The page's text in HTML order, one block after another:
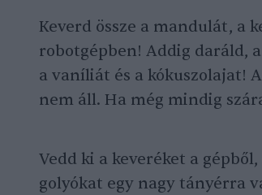
Keverd össze a mandulát, a
robotgépben! Addig daráld,
a vaníliát és a kókuszolajat!
nem áll. Ha még mindig
Vedd ki a keveréket a
golyókat egy nagy tányérra